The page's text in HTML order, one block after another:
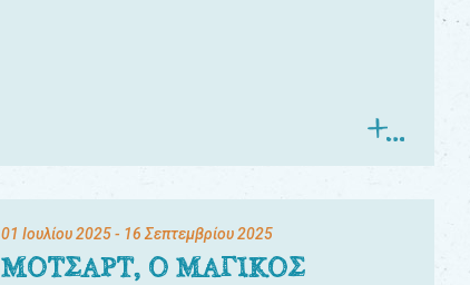
01 Ιουλίου 2025- 16 Σεπτεμβρίου 2025
ΜΟΤΣΑΡΤ, Ο ΜΑΓΙΚΟΣ